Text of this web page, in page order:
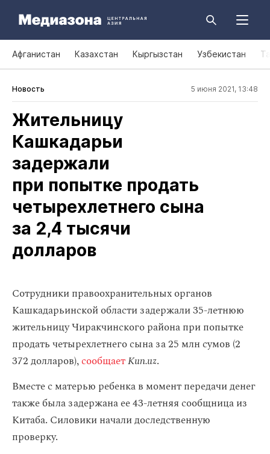
Афганистан Казахстан Кыргызстан Узбекистан
Новость 5 июня 2021, 13:48
Жительницу
Кашкадарьи
задержали
при попытке продать
четырехлетнего сына
за 2,4 тысячи
долларов
Сотрудники правоохранительных органов
Кашкадарьинской области задержали 35-летнюю
жительницу Чиракчинского района при попытке
продать четырехлетнего сына за 25 млн сумов (2
372 долларов),сообщаетKun.uz.
Вместе с матерью ребенка в момент передачи денег
также была задержана ее 43-летняя сообщница из
Китаба. Силовики начали доследственную
проверку.